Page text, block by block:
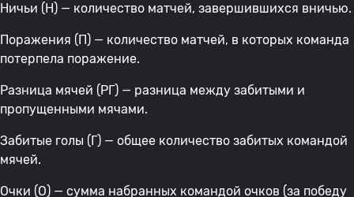
Ничьи (Н) — количество матчей, завершившихся вничью.
Поражения (П) — количество матчей, в которых команда
потерпела поражение.
Разница мячей (РГ) — разница между забитыми и
пропущенными мячами.
Забитые голы (Г) — общее количество забитых командой
мячей.
Очки (О) — сумма набранных командой очков (за победу